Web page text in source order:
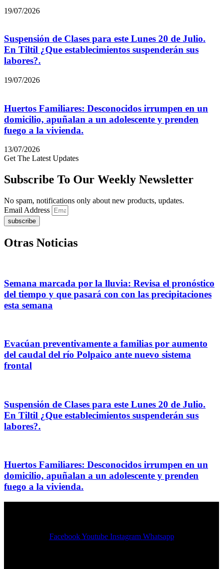
19/07/2026
Suspensión de Clases para este Lunes 20 de Julio.
En Tiltil ¿Que establecimientos suspenderán sus
labores?.
19/07/2026
Huertos Familiares: Desconocidos irrumpen en un
domicilio, apuñalan a un adolescente y prenden
fuego a la vivienda.
13/07/2026
Get The Latest Updates
Subscribe To Our Weekly Newsletter
No spam, notifications only about new products, updates.
Email Address
subscribe
Otras Noticias
Semana marcada por la lluvia: Revisa el pronóstico
del tiempo y que pasará con con las precipitaciones
esta semana
Evacúan preventivamente a familias por aumento
del caudal del río Polpaico ante nuevo sistema
frontal
Suspensión de Clases para este Lunes 20 de Julio.
En Tiltil ¿Que establecimientos suspenderán sus
labores?.
Huertos Familiares: Desconocidos irrumpen en un
domicilio, apuñalan a un adolescente y prenden
fuego a la vivienda.
Facebook Youtube Instagram Whatsapp